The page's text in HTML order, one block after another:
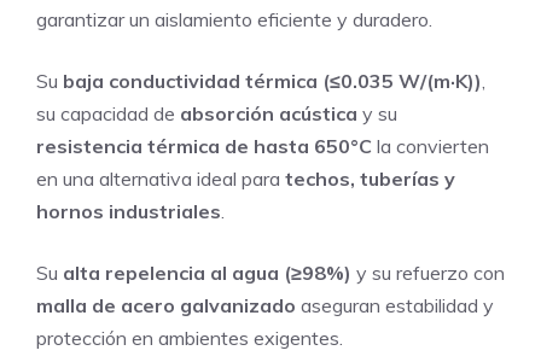
garantizar un aislamiento eficiente y duradero.
Su baja conductividad térmica (≤0.035 W/(m·K))
su capacidad de absorción acústica y su
resistencia térmica de hasta 650°C la convierten
en una alternativa ideal para techos, tuberías y
hornos industriales
Su alta repelencia al agua (≥98%) y su refuerzo con
malla de acero galvanizado aseguran estabilidad y
protección en ambientes exigentes.